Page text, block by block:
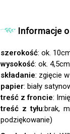
Informacje
szerokość: ok.
wysokość: ok. 4,5cm
składanie: zgięcie
papier: biały
treść z froncie:
treść z tyłu:brak,
podziękowanie)